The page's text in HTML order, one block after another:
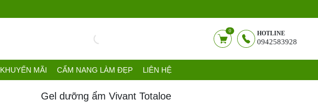
0 HOTLINE
0942583928
KHUYẾN MÃI CẨM NANG LÀM ĐẸP LIÊN HỆ
Gel dưỡng ẩm Vivant Totaloe